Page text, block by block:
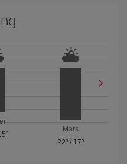
Mars
22º / 17º